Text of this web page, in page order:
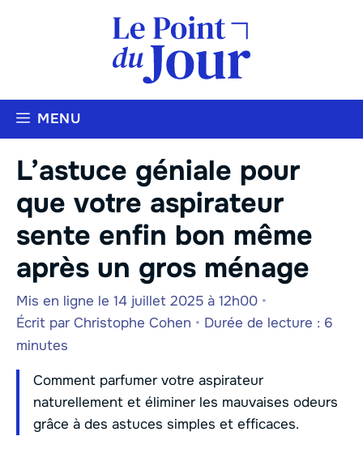
MENU
L’astuce géniale pour
que votre aspirateur
sente enfin bon même
après un gros ménage
Mis en ligne le 14 juillet 2025 à 12h00 •
Écrit par Christophe Cohen • Durée de lecture : 6
minutes
Comment parfumer votre aspirateur
naturellement et éliminer les mauvaises odeurs
grâce à des astuces simples et efficaces.